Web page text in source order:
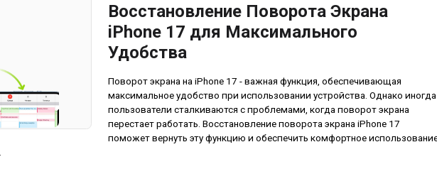
Восстановление Поворота Экрана
iPhone 17 для Максимального
Удобства
Поворот экрана на iPhone 17 - важная функция, обеспечивающая
максимальное удобство при использовании устройства. Однако иногда
пользователи сталкиваются с проблемами, когда поворот экрана
перестает работать. Восстановление поворота экрана iPhone 17
поможет вернуть эту функцию и обеспечить комфортное